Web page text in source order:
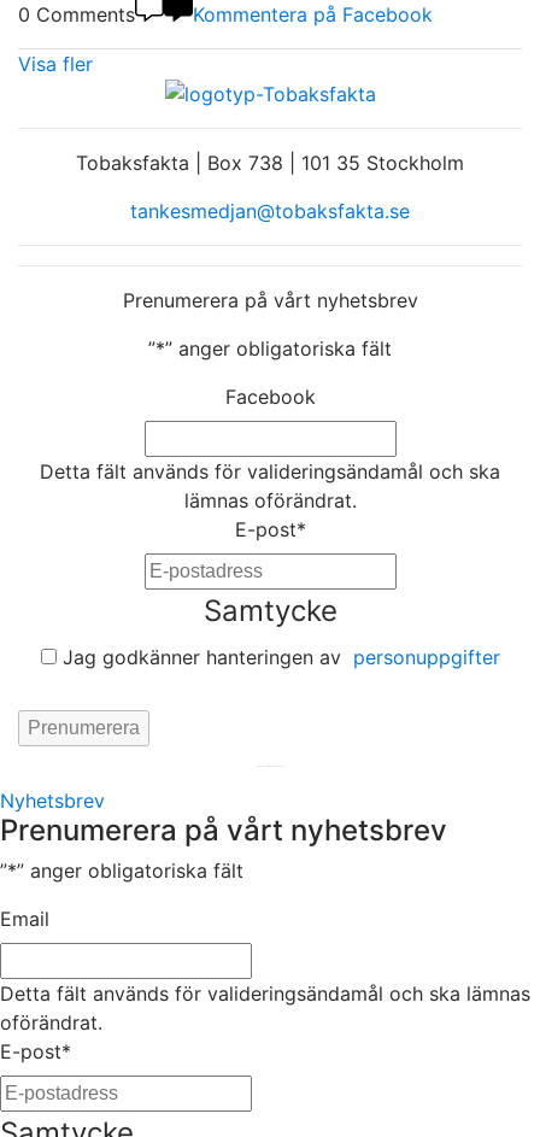
0 Comments Kommentera på Facebook
Visa fler
Tobaksfakta | Box 738 | 101 35 Stockholm
tankesmedjan@tobaksfakta.se
Prenumerera på vårt nyhetsbrev
”*” anger obligatoriska fält
Facebook
Detta fält används för valideringsändamål och ska
lämnas oförändrat.
E-post*
Samtycke
Jag godkänner hanteringen av personuppgifter
Nyhetsbrev
Prenumerera på vårt nyhetsbrev
”*” anger obligatoriska fält
Email
Detta fält används för valideringsändamål och ska lämnas
oförändrat.
E-post*